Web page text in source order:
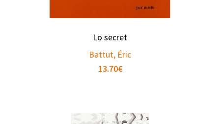
Lo secret
Battut, Éric
13.70€